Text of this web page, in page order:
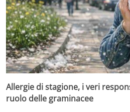
Allergie di stagione, i veri
ruolo delle graminacee